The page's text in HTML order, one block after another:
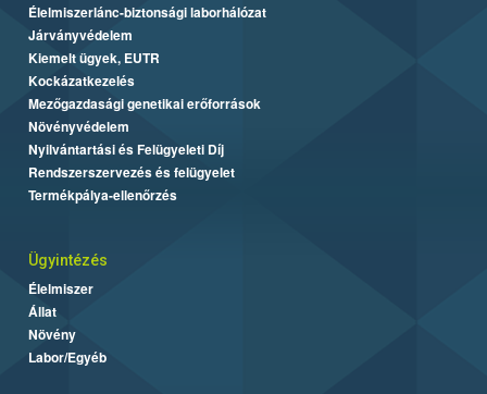
Élelmiszerlánc-biztonsági laborhálózat
Járványvédelem
Kiemelt ügyek, EUTR
Kockázatkezelés
Mezőgazdasági genetikai erőforrások
Növényvédelem
Nyilvántartási és Felügyeleti Díj
Rendszerszervezés és felügyelet
Termékpálya-ellenőrzés
Ügyintézés
Élelmiszer
Állat
Növény
Labor/Egyéb